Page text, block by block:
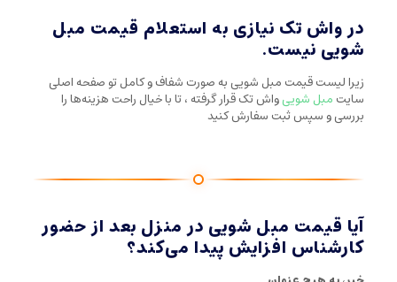
در واش تک نیازی به استعلام قیمت مبل
شویی نیست.
زیرا لیست قیمت مبل شویی به صورت شفاف و کامل تو صفحه اصلی
سایت مبل شوییواش تک قرار گرفته ، تا با خیال راحت هزینه‌ها را
بررسی و سپس ثبت سفارش کنید
آیا قیمت مبل شویی در منزل بعد از حضور
کارشناس افزایش پیدا می‌کند؟